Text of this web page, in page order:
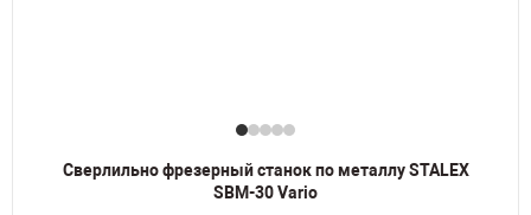
Сверлильно фрезерный станок по металлу STALEX
SBM-30 Vario